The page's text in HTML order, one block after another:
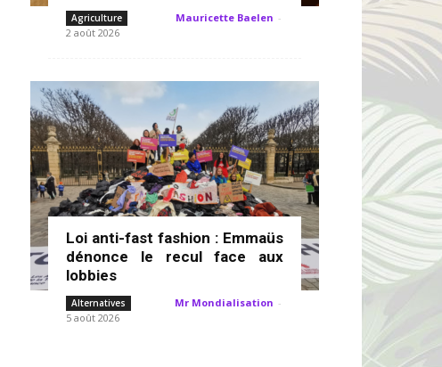
Agriculture Mauricette Baelen -
2 août 2026
Loi anti-fast fashion : Emmaüs
dénonce le recul face aux
lobbies
Alternatives Mr Mondialisation -
5 août 2026